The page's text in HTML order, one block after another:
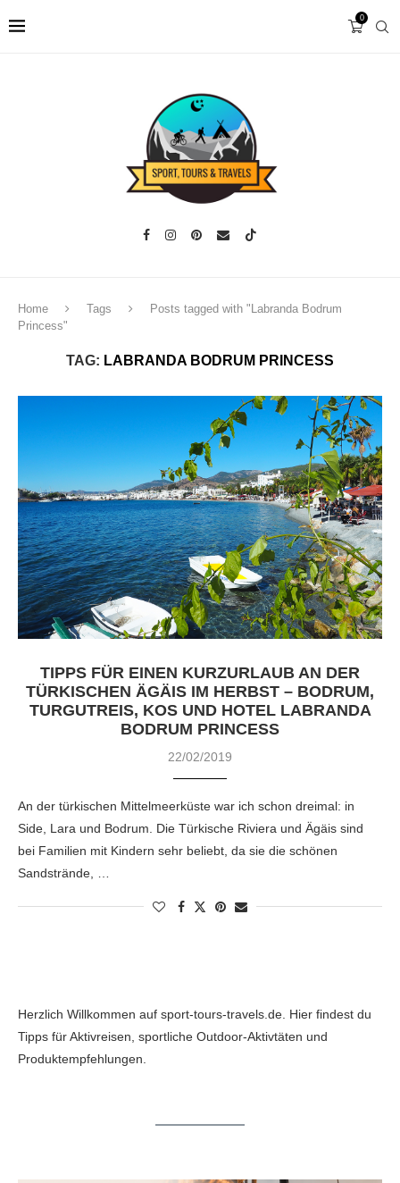
0
Home Tags
Posts tagged with "Labranda Bodrum
Princess"
TAG: LABRANDA BODRUM PRINCESS
TIPPS FÜR EINEN KURZURLAUB AN DER
TÜRKISCHEN ÄGÄIS IM HERBST – BODRUM,
TURGUTREIS, KOS UND HOTEL LABRANDA
BODRUM PRINCESS
22/02/2019
An der türkischen Mittelmeerküste war ich schon dreimal: in
Side, Lara und Bodrum. Die Türkische Riviera und Ägäis sind
bei Familien mit Kindern sehr beliebt, da sie die schönen
Sandstrände, …
Herzlich Willkommen auf sport-tours-travels.de. Hier findest du
Tipps für Aktivreisen, sportliche Outdoor-Aktivtäten und
Produktempfehlungen.